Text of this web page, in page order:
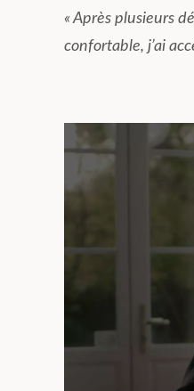
« Après plusieurs
confortable, j’ai